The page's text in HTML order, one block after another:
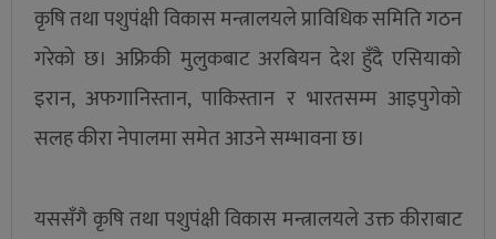
कृषि तथा पशुपंक्षी विकास मन्त्रालयले प्राविधिक समिति गठन
गरेको छ। अफ्रिकी मुलुकबाट अरबियन देश हुँदै एसियाको
इरान, अफगानिस्तान, पाकिस्तान र भारतसम्म आइपुगेको
सलह कीरा नेपालमा समेत आउने सम्भावना छ।
यससँगै कृषि तथा पशुपंक्षी विकास मन्त्रालयले उक्त कीराबाट